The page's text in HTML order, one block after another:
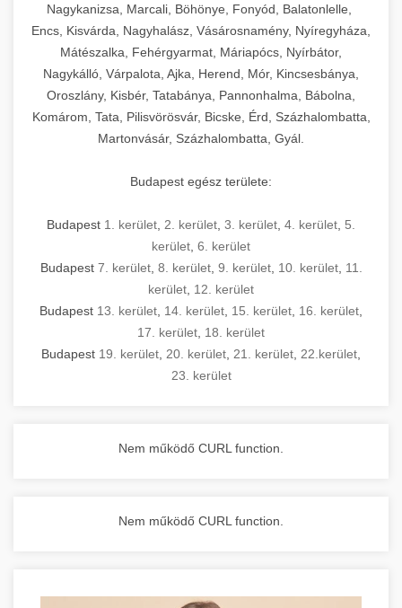
Nagykanizsa, Marcali, Böhönye, Fonyód, Balatonlelle,
Encs, Kisvárda, Nagyhalász, Vásárosnamény, Nyíregyháza,
Mátészalka, Fehérgyarmat, Máriapócs, Nyírbátor,
Nagykálló, Várpalota, Ajka, Herend, Mór, Kincsesbánya,
Oroszlány, Kisbér, Tatabánya, Pannonhalma, Bábolna,
Komárom, Tata, Pilisvörösvár, Bicske, Érd, Százhalombatta,
Martonvásár, Százhalombatta, Gyál.
Budapest egész területe:
Budapest 1. kerület 2. kerület 3. kerület 4. kerület 5.
kerület 6. kerület
Budapest 7. kerület, 8. kerület, 9. kerület, 10. kerület, 11.
kerület 12. kerület
Budapest 13. kerület 14. kerület 15. kerület 16. kerület
17. kerület 18. kerület
Budapest 19. kerület 20. kerület 21. kerület 22.kerület
23. kerület
Nem működő CURL function.
Nem működő CURL function.